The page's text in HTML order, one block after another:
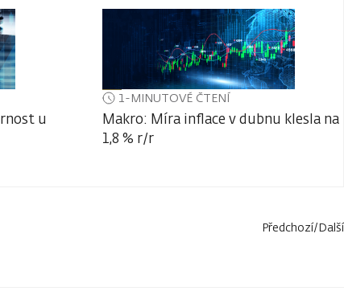
u
1-MINUTOVÉ ČTENÍ
Makro: Míra inflace v dubnu klesla na
1,8 % r/r
Předchozí/Další